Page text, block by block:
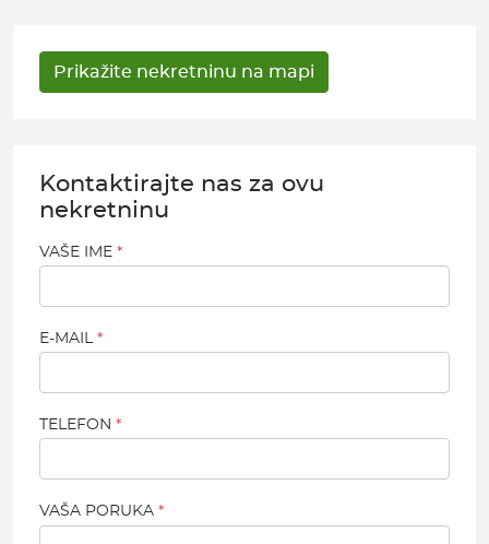
Kontaktirajte nas za ovu
nekretninu
VAŠE IME
E-MAIL
TELEFON
VAŠA PORUKA